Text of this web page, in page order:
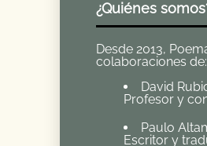
¿Quiénes
Desde 2013,
colaboraciones de:
David
Profesor y
Paulo
Escritor y